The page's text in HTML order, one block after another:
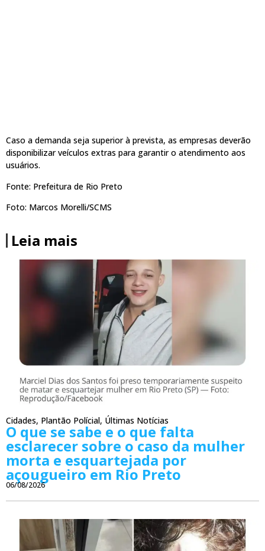
Caso a demanda seja superior à prevista, as empresas deverão
disponibilizar veículos extras para garantir o atendimento aos
usuários.
Fonte: Prefeitura de Rio Preto
Foto: Marcos Morelli/SCMS
Leia mais
Cidades, Plantão Polícial, Últimas Notícias
O que se sabe e o que falta
esclarecer sobre o caso da mulher
morta e esquartejada por
açougueiro em Rio Preto
06/08/2026